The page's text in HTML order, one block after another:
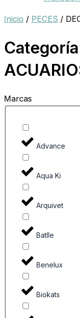
Inicio / PECES /
Marcas
Advance
Aqua Ki
Arquivet
Batlle
Benelux
Biokats